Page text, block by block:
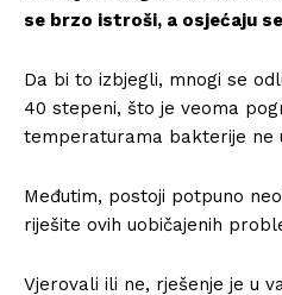
se brzo istroši, a osjećaju
Da bi to izbjegli, mnogi se
40 stepeni, što je veoma
temperaturama bakterije ne
Međutim, postoji potpuno
riješite ovih uobičajenih
Vjerovali ili ne, rješenje je u